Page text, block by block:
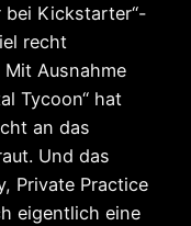
bei Kickstarter“-
recht
Ausnahme
Tycoon“ hat
an das
Und das
Private Practice
eigentlich eine